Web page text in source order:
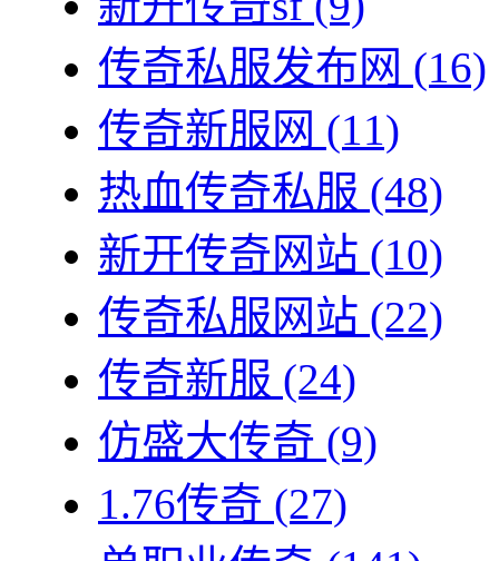
传奇私服发布网 (16)
传奇新服网 (11)
热血传奇私服 (48)
新开传奇网站 (10)
传奇私服网站 (22)
传奇新服 (24)
仿盛大传奇 (9)
1.76传奇 (27)